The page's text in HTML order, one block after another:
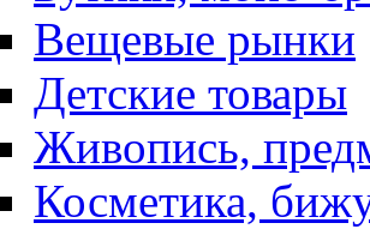
Вещевые рынки
Детские товары
Живопись,
Косметика,